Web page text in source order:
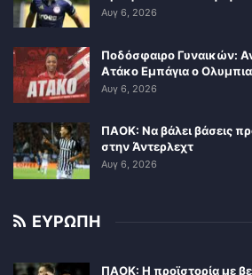
Αυγ 6, 2026
Ποδόσφαιρο Γυναικών:
Ατάκο Εμπάγια ο
Αυγ 6, 2026
ΠΑΟΚ: Να βάλει βάσεις
στην Άντερλεχτ
Αυγ 6, 2026
ΕΥΡΩΠΗ
ΠΑΟΚ: Η προϊστορία με